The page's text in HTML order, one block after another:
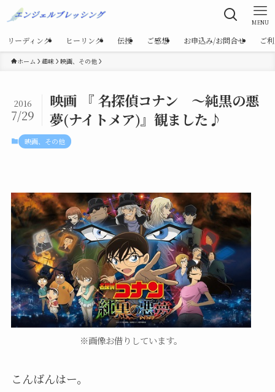
MENU
リーディング ヒーリング 伝授 ご感想 お申込み/お問合せ ご
ホーム 趣味 映画、その他
映画 『 名探偵コナン ～純黒の悪
夢(ナイトメア)』観ました♪
2016
7/29
映画、その他
※画像お借りしています。
こんばんはー。